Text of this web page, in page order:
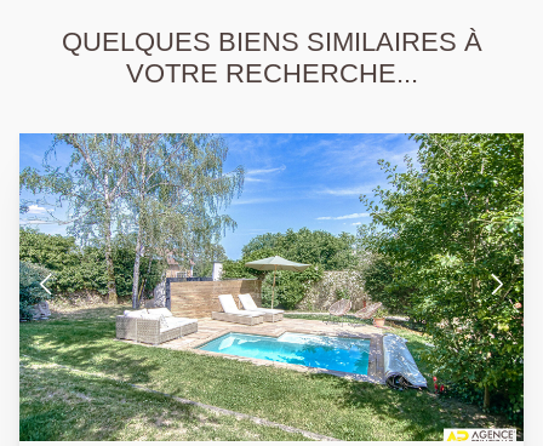
QUELQUES BIENS SIMILAIRES À
VOTRE RECHERCHE...